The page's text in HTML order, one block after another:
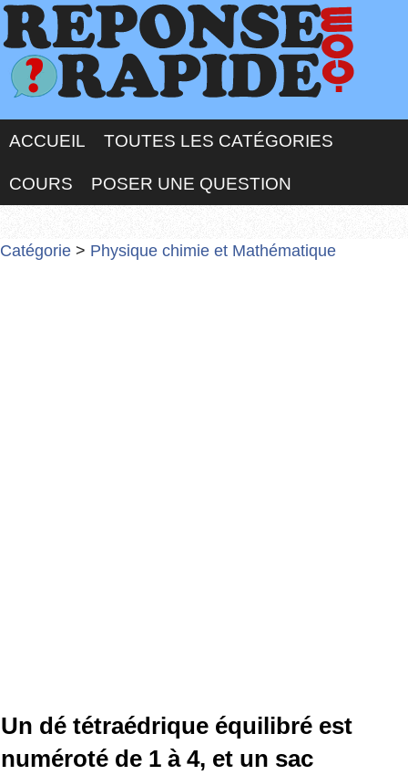
ACCUEIL TOUTES LES CATÉGORIES
COURS POSER UNE QUESTION
Catégorie > Physique chimie et Mathématique
Un dé tétraédrique équilibré est
numéroté de 1 à 4, et un sac